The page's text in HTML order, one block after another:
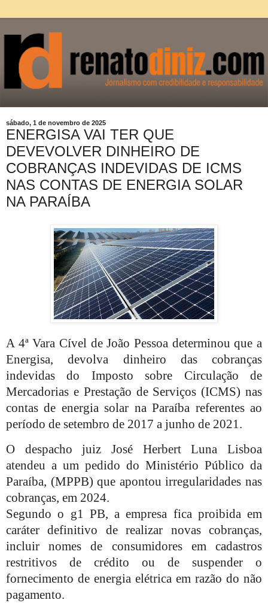
sábado, 1 de novembro de 2025
ENERGISA VAI TER QUE
DEVEVOLVER DINHEIRO DE
COBRANÇAS INDEVIDAS DE ICMS
NAS CONTAS DE ENERGIA SOLAR
NA PARAÍBA
A 4ª Vara Cível de João Pessoa determinou que a
Energisa, devolva dinheiro das cobranças
indevidas do Imposto sobre Circulação de
Mercadorias e Prestação de Serviços (ICMS) nas
contas de energia solar na Paraíba referentes ao
período de setembro de 2017 a junho de 2021.
O despacho juiz José Herbert Luna Lisboa
atendeu a um pedido do Ministério Público da
Paraíba, (MPPB) que apontou irregularidades nas
cobranças, em 2024.
Segundo o g1 PB, a empresa fica proibida em
caráter definitivo de realizar novas cobranças,
incluir nomes de consumidores em cadastros
restritivos de crédito ou de suspender o
fornecimento de energia elétrica em razão do não
pagamento.